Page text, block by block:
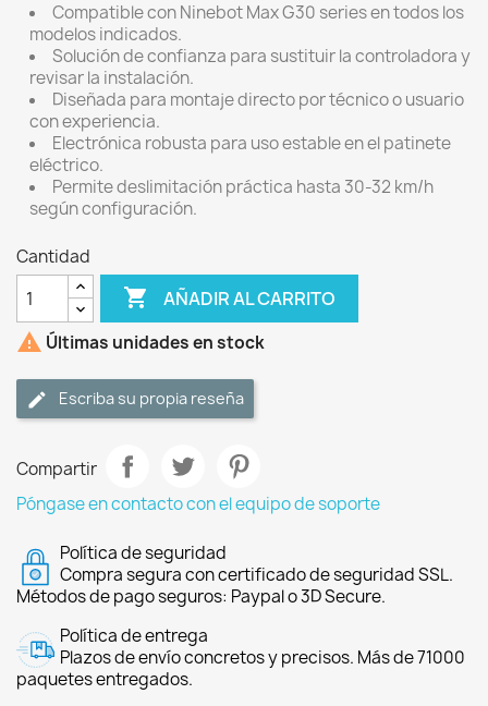
Compatible con Ninebot Max G30 series en todos los
modelos indicados.
Solución de confianza para sustituir la controladora y
revisar la instalación.
Diseñada para montaje directo por técnico o usuario
con experiencia.
Electrónica robusta para uso estable en el patinete
eléctrico.
Permite deslimitación práctica hasta 30-32 km/h
según configuración.
Cantidad
 AÑADIR AL CARRITO
 Últimas unidades en stock
Escriba su propia reseña
Compartir
Póngase en contacto con el equipo de soporte
Política de seguridad
Compra segura con certificado de seguridad SSL.
Métodos de pago seguros: Paypal o 3D Secure.
Política de entrega
Plazos de envío concretos y precisos. Más de 71000
paquetes entregados.